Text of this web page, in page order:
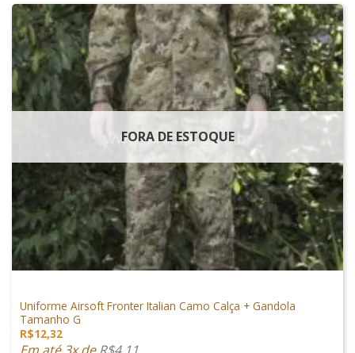
FORA DE ESTOQUE
Uniforme Airsoft Fronter Italian Camo Calça + Gandola
Tamanho G
R$12,32